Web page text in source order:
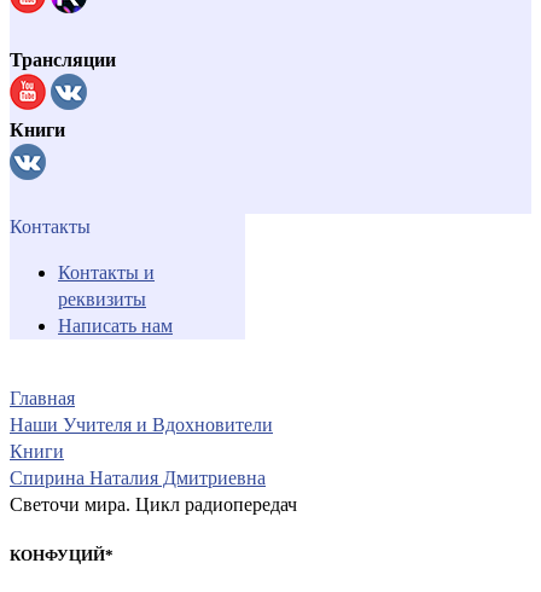
Трансляции
Книги
Контакты
Контакты и
реквизиты
Написать нам
Главная
Наши Учителя и Вдохновители
Книги
Спирина Наталия Дмитриевна
Светочи мира. Цикл радиопередач
КОНФУЦИЙ*